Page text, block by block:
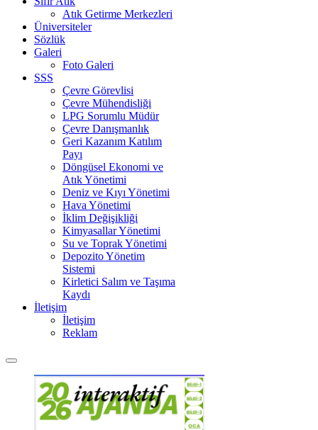
Atık Getirme Merkezleri
Üniversiteler
Sözlük
Galeri
Foto Galeri
SSS
Çevre Görevlisi
Çevre Mühendisliği
LPG Sorumlu Müdür
Çevre Danışmanlık
Geri Kazanım Katılım
Payı
Döngüsel Ekonomi ve
Atık Yönetimi
Deniz ve Kıyı Yönetimi
Hava Yönetimi
İklim Değişikliği
Kimyasallar Yönetimi
Su ve Toprak Yönetimi
Depozito Yönetim
Sistemi
Kirletici Salım ve Taşıma
Kaydı
İletişim
İletişim
Reklam